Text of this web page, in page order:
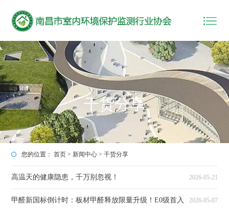
干货分享
您的位置：首页 > 新闻中心 >干货分享
高温天的健康隐患，千万别忽视！ 2026-05-21
甲醛新国标倒计时：板材甲醛释放限量升级！E0级首入
2026-05-07